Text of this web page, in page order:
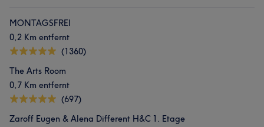
MONTAGSFREI
0,2 Km entfernt
(1360)
The Arts Room
0,7 Km entfernt
(697)
Zaroff Eugen & Alena Different H&C 1. Etage